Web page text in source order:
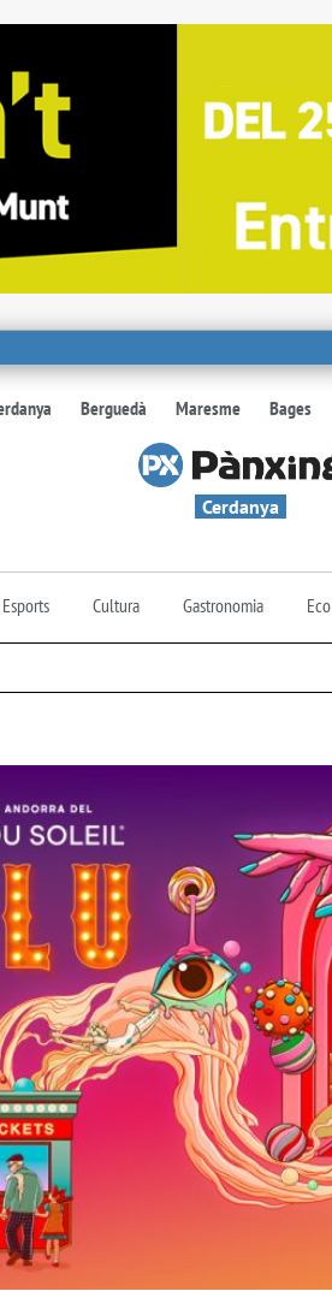
Berguedà Maresme Bages
Cerdanya
Esports Cultura Gastronomia Eco